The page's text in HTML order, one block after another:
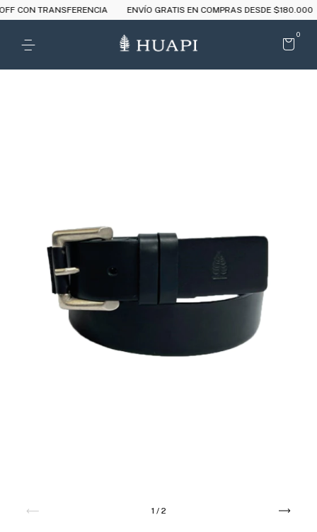
CON TRANSFERENCIA ENVÍO GRATIS EN COMPRAS DESDE $180.000
0
1 / 2